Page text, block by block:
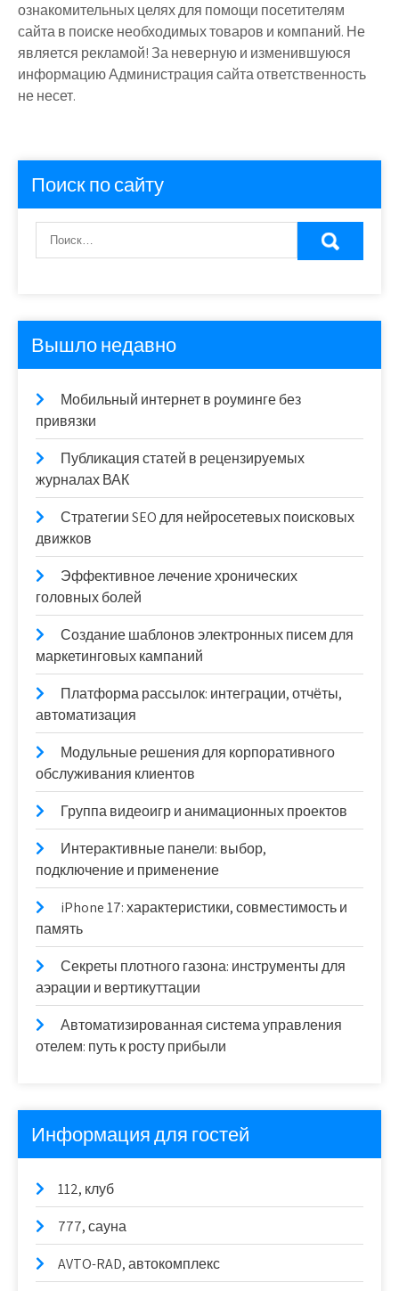
ознакомительных целях для помощи посетителям
сайта в поиске необходимых товаров и компаний. Не
является рекламой! За неверную и изменившуюся
информацию Администрация сайта ответственность
не несет.
Поиск по сайту
Вышло недавно
Мобильный интернет в роуминге без
привязки
Публикация статей в рецензируемых
журналах ВАК
Стратегии SEO для нейросетевых поисковых
движков
Эффективное лечение хронических
головных болей
Создание шаблонов электронных писем для
маркетинговых кампаний
Платформа рассылок: интеграции, отчёты,
автоматизация
Модульные решения для корпоративного
обслуживания клиентов
Группа видеоигр и анимационных проектов
Интерактивные панели: выбор,
подключение и применение
iPhone 17: характеристики, совместимость и
память
Секреты плотного газона: инструменты для
аэрации и вертикуттации
Автоматизированная система управления
отелем: путь к росту прибыли
Информация для гостей
112, клуб
777, сауна
AVTO-RAD, автокомплекс